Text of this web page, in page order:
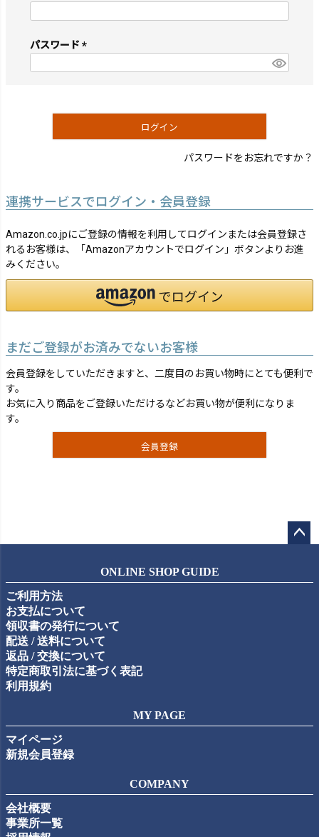
須)
パスワード
須)
ログイン
パスワードをお忘れですか？
連携サービスでログイン・会員登録
Amazon.co.jpにご登録の情報を利用してログインまたは会員登録さ
れるお客様は、「Amazonアカウントでログイン」ボタンよりお進
みください。
まだご登録がお済みでないお客様
会員登録をしていただきますと、二度目のお買い物時にとても便利で
す。
お気に入り商品をご登録いただけるなどお買い物が便利になりま
す。
会員登録
ップ
ONLINE SHOP GUIDE
ご利用方法
お支払について
領収書の発行について
配送 / 送料について
返品 / 交換について
特定商取引法に基づく表記
利用規約
MY PAGE
マイページ
新規会員登録
COMPANY
会社概要
事業所一覧